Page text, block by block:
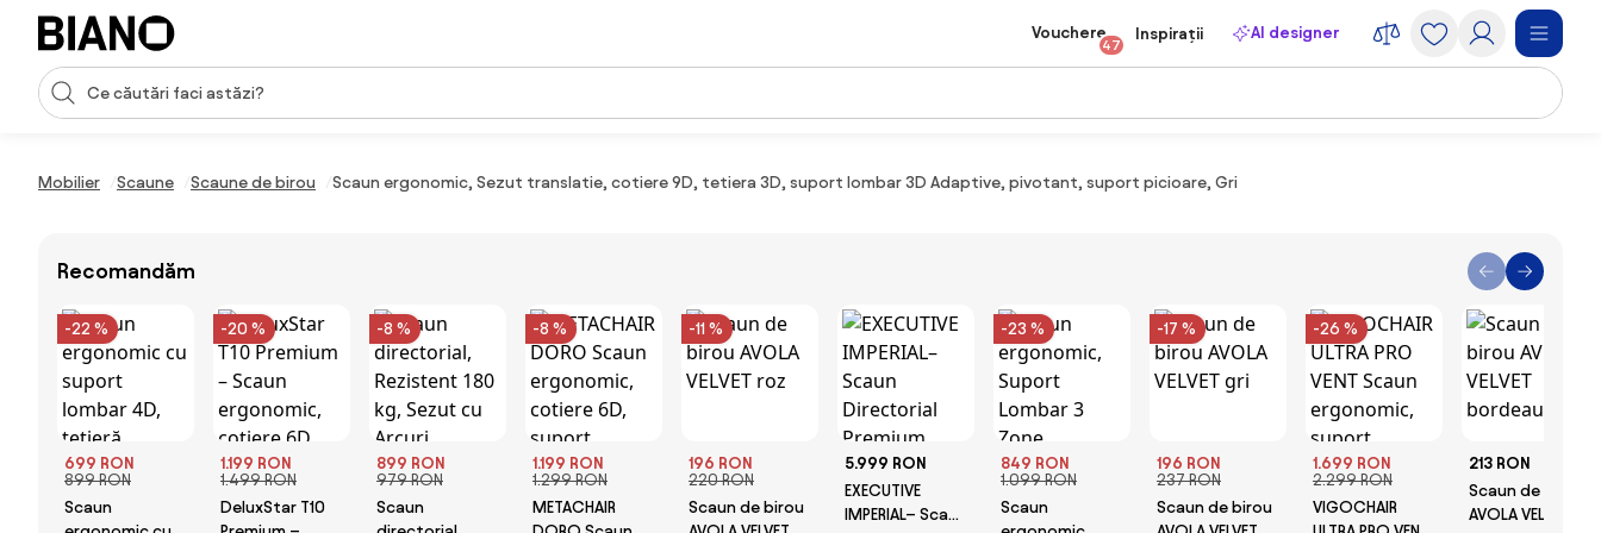
Sari peste navigare, accesează conținutul
Introducerea căutării
Vouchere
47
Inspirații AI designer
Mobilier Scaune Scaune de birou Scaun ergonomic, Sezut translatie, cotiere 9D, tetiera 3D, suport lombar 3D Adaptive, pivotant, suport picioare, Gri
Recomandăm
-22 %
699 RON
899 RON
Scaun
-20 %
1.199 RON
1.499 RON
DeluxStar T10
-8 %
899 RON
979 RON
Scaun
-8 %
1.199 RON
1.299 RON
METACHAIR
-11 %
196 RON
220 RON
Scaun de birou
5.999 RON
EXECUTIVE
IMPERIAL– Scaun
-23 %
849 RON
1.099 RON
Scaun
-17 %
196 RON
237 RON
Scaun de birou
-26 %
1.699 RON
2.299 RON
VIGOCHAIR
213 RON
Scaun de birou
AVOLA VELVET